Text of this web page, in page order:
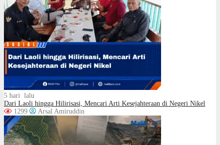
5 hari lalu
Dari Laoli hingga Hilirisasi, Mencari Arti Kesejahteraan di Negeri Nikel
1299
Arsal Amiruddin